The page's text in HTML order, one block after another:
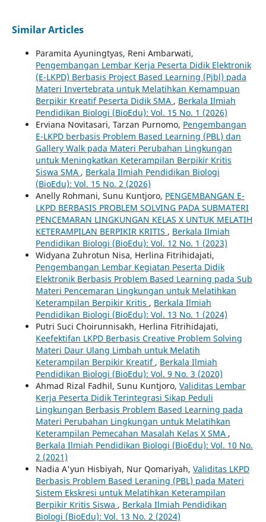
Similar Articles
Paramita Ayuningtyas, Reni Ambarwati,
Pengembangan Lembar Kerja Peserta Didik Elektronik
(E-LKPD) Berbasis Project Based Learning (Pjbl) pada
Materi Invertebrata untuk Melatihkan Kemampuan
Berpikir Kreatif Peserta Didik SMA , Berkala Ilmiah
Pendidikan Biologi (BioEdu): Vol. 15 No. 1 (2026)
Erviana Novitasari, Tarzan Purnomo, Pengembangan
E-LKPD berbasis Problem Based Learning (PBL) dan
Gallery Walk pada Materi Perubahan Lingkungan
untuk Meningkatkan Keterampilan Berpikir Kritis
Siswa SMA , Berkala Ilmiah Pendidikan Biologi
(BioEdu): Vol. 15 No. 2 (2026)
Anelly Rohmani, Sunu Kuntjoro, PENGEMBANGAN E-
LKPD BERBASIS PROBLEM SOLVING PADA SUBMATERI
PENCEMARAN LINGKUNGAN KELAS X UNTUK MELATIH
KETERAMPILAN BERPIKIR KRITIS , Berkala Ilmiah
Pendidikan Biologi (BioEdu): Vol. 12 No. 1 (2023)
Widyana Zuhrotun Nisa, Herlina Fitrihidajati,
Pengembangan Lembar Kegiatan Peserta Didik
Elektronik Berbasis Problem Based Learning pada Sub
Materi Pencemaran Lingkungan untuk Melatihkan
Keterampilan Berpikir Kritis , Berkala Ilmiah
Pendidikan Biologi (BioEdu): Vol. 13 No. 1 (2024)
Putri Suci Choirunnisakh, Herlina Fitrihidajati,
Keefektifan LKPD Berbasis Creative Problem Solving
Materi Daur Ulang Limbah untuk Melatih
Keterampilan Berpikir Kreatif , Berkala Ilmiah
Pendidikan Biologi (BioEdu): Vol. 9 No. 3 (2020)
Ahmad Rizal Fadhil, Sunu Kuntjoro, Validitas Lembar
Kerja Peserta Didik Terintegrasi Sikap Peduli
Lingkungan Berbasis Problem Based Learning pada
Materi Perubahan Lingkungan untuk Melatihkan
Keterampilan Pemecahan Masalah Kelas X SMA ,
Berkala Ilmiah Pendidikan Biologi (BioEdu): Vol. 10 No.
2 (2021)
Nadia A'yun Hisbiyah, Nur Qomariyah, Validitas LKPD
Berbasis Problem Based Leraning (PBL) pada Materi
Sistem Ekskresi untuk Melatihkan Keterampilan
Berpikir Kritis Siswa , Berkala Ilmiah Pendidikan
Biologi (BioEdu): Vol. 13 No. 2 (2024)